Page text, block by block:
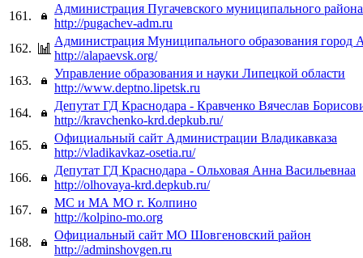
161.
Администрация Пугачевского муниципального
http://pugachev-adm.ru
162.
Администрация Муниципального образования город
http://alapaevsk.org/
163.
Управление образования и науки Липецкой области
http://www.deptno.lipetsk.ru
164.
Депутат ГД Краснодара - Кравченко Вячеслав
http://kravchenko-krd.depkub.ru/
165.
Официальный сайт Администрации Владикавказа
http://vladikavkaz-osetia.ru/
166.
Депутат ГД Краснодара - Ольховая Анна Васильевнаа
http://olhovaya-krd.depkub.ru/
167.
МС и МА МО г. Колпино
http://kolpino-mo.org
168.
Официальный сайт МО Шовгеновский район
http://adminshovgen.ru